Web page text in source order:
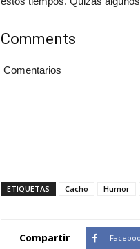
Comments
Comentarios
ETIQUETAS Cacho Humor
Compartir